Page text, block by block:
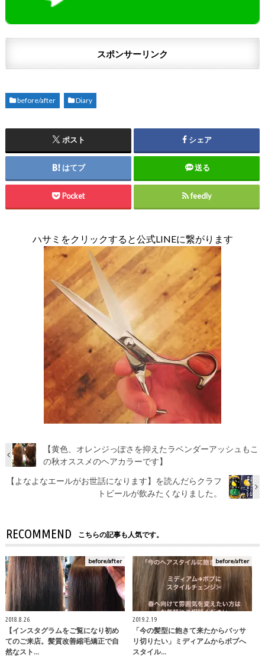
スポンサーリンク
before/after Diary
ポスト シェア
はてブ 送る
Pocket feedly
ハサミをクリックすると公式LINEに繋がります
【黄色、オレンジっぽさを抑えたラベンダーアッシュもこ
の秋オススメのヘアカラーです】
【よなよなエールがお世話になります】を読んだらクラフ
トビールが飲みたくなりました。
RECOMMEND こちらの記事も人気です。
before/after
2018.8.26
【インスタグラムをご覧になり初め
てのご来店。髪質改善縮毛矯正で自
然なスト…
before/after
2019.2.19
「今の髪型に飽きて来たからバッサ
リ切りたい」ミディアムからボブへ
スタイル…